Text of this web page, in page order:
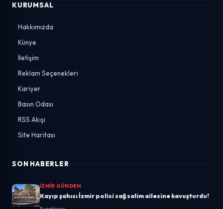
KURUMSAL
Hakkımızda
Künye
İletişim
Reklam Seçenekleri
Kariyer
Basın Odası
RSS Akışı
Site Haritası
SON HABERLER
İZMIR GÜNDEM
Kayıp şahısı İzmir polisi sağ salim ailesine kavuşturdu!